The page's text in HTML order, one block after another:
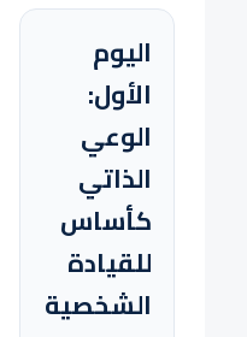
اليوم
الأول:
الوعي
الذاتي
كأساس
للقيادة
الشخصية